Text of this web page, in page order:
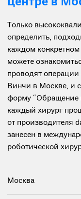
Только
определить,
каждом
можете
проводят
Винчи в Москве, и
форму “Обращение
каждый хирург
от производителя
занесен в
роботической
Москва